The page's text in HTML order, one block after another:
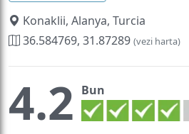
Konaklii, Alanya, Turcia
36.584769, 31.87289 (vezi harta)
4.2 Bun